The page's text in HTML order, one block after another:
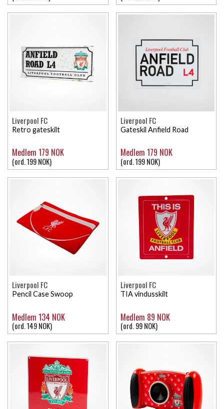
Liverpool FC
Retro gateskilt
Medlem 179 NOK
(ord. 199 NOK)
Liverpool FC
Gateskil Anfield Road
Medlem 179 NOK
(ord. 199 NOK)
Liverpool FC
Pencil Case Swoop
Medlem 134 NOK
(ord. 149 NOK)
Liverpool FC
TIA vindusskilt
Medlem 89 NOK
(ord. 99 NOK)